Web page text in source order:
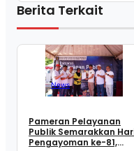
Berita Terkait
News
Pameran Pelayanan
Publik Semarakkan
Pengayoman ke-81,